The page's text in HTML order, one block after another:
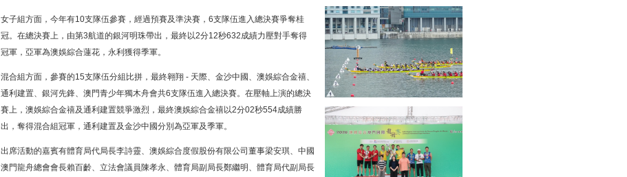
女子組方面，今年有10支隊伍參賽，經過預賽及準決賽，6支隊伍進入總決賽爭奪桂
冠。在總決賽上，由第3航道的銀河明珠帶出，最終以2分12秒632成績力壓對手奪得
冠軍，亞軍為澳娛綜合蓮花，永利獲得季軍。
混合組方面，參賽的15支隊伍分組比拼，最終翱翔 - 天際、金沙中國、澳娛綜合金禧、
通利建置、銀河先鋒、澳門青少年獨木舟會共6支隊伍進入總決賽。在壓軸上演的總決
賽上，澳娛綜合金禧及通利建置競爭激烈，最終澳娛綜合金禧以2分02秒554成績勝
出，奪得混合組冠軍，通利建置及金沙中國分別為亞軍及季軍。
出席活動的嘉賓有體育局代局長李詩靈、澳娛綜合度假股份有限公司董事梁安琪、中國
澳門龍舟總會會長賴百齡、立法會議員陳孝永、體育局副局長鄭繼明、體育局代副局長